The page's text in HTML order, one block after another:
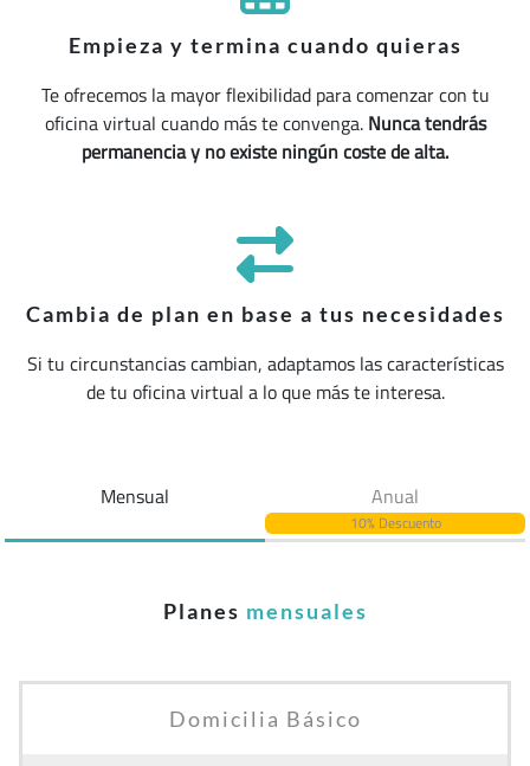
Empieza y termina cuando quieras
Te ofrecemos la mayor flexibilidad para comenzar con tu
oficina virtual cuando más te convenga.Nunca tendrás
permanencia y no existe ningún coste de alta.
Cambia de plan en base a tus necesidades
Si tu circunstancias cambian, adaptamos las características
de tu oficina virtual a lo que más te interesa.
Mensual Anual
10% Descuento
Planes mensuales
Domicilia Básico